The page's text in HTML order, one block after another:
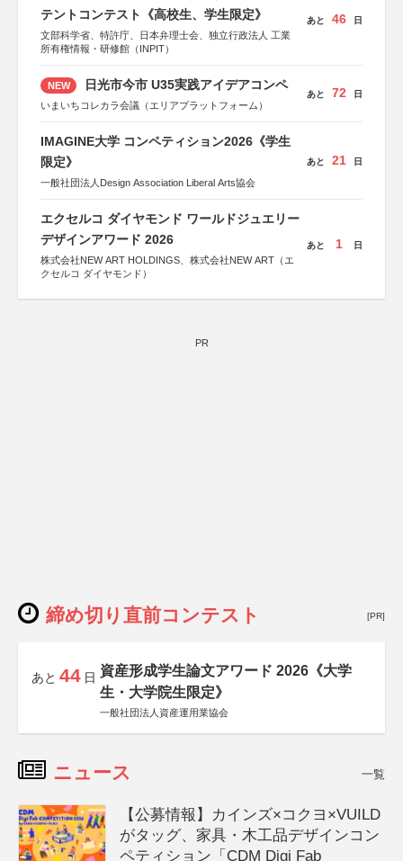
テントコンテスト《高校生、学生限定》
文部科学省、特許庁、日本弁理士会、独立行政法人 工業
所有権情報・研修館（INPIT）
あと 46 日
NEW 日光市今市 U35実践アイデアコンペ
いまいちコレカラ会議（エリアプラットフォーム）
あと 72 日
IMAGINE大学 コンペティション2026《学生
限定》
一般社団法人Design Association Liberal Arts協会
あと 21 日
エクセルコ ダイヤモンド ワールドジュエリー
デザインアワード 2026
株式会社NEW ART HOLDINGS、株式会社NEW ART（エ
クセルコ ダイヤモンド）
あと 1 日
PR
締め切り直前コンテスト [PR]
あと 44 日 資産形成学生論文アワード 2026《大学
生・大学院生限定》
一般社団法人資産運用業協会
ニュース 一覧
【公募情報】カインズ×コクヨ×VUILD
がタッグ、家具・木工品デザインコン
ペティション「CDM Digi Fab